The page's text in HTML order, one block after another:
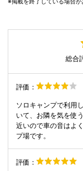
総合
評価：
ソロキャンプで利用
いて、お隣を気を使
近いので車の音はよ
プ場です。
評価：